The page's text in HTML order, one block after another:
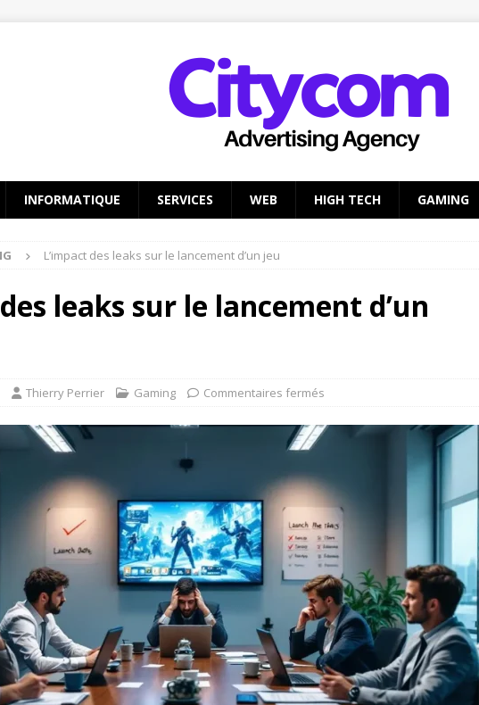
INFORMATIQUE SERVICES WEB HIGH TECH GAMING
L’impact des leaks sur le lancement d’un jeu
leaks sur le lancement d’un
Thierry Perrier Gaming Commentaires fermés